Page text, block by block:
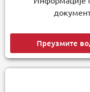
Преузмите